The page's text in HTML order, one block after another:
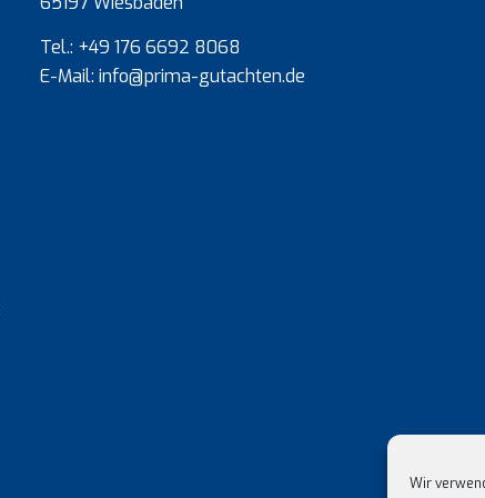
Wir
Tel.: +49 176 6692 8068
E-Mail: info@prima-gutachten.de